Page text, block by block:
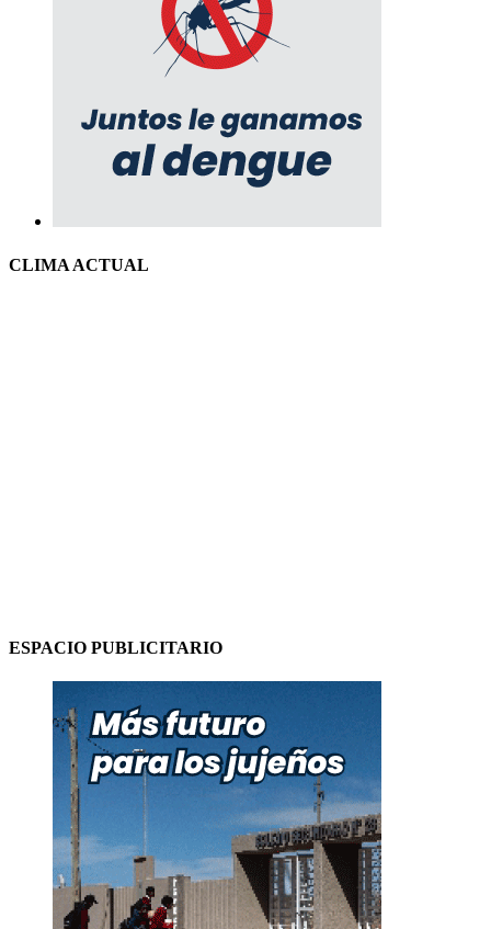
CLIMA ACTUAL
ESPACIO PUBLICITARIO